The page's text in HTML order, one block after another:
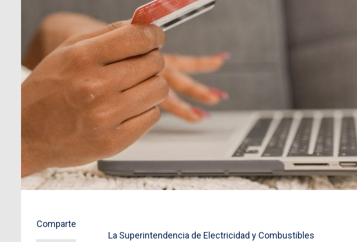
Comparte
La Superintendencia de Electricidad y Combustibles